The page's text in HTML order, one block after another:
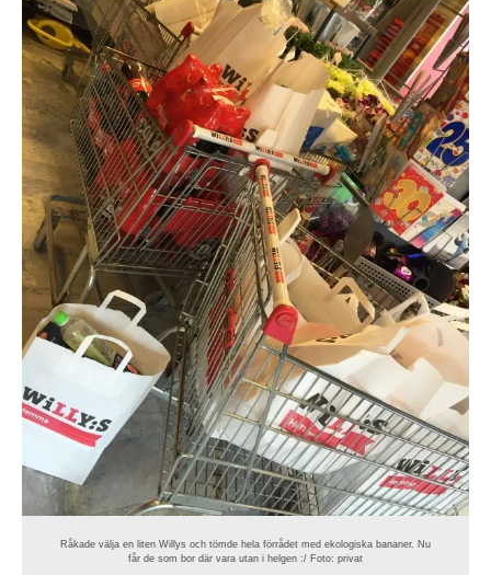
Råkade välja en liten Willys och tömde hela förrådet med ekologiska bananer. Nu
får de som bor där vara utan i helgen :/ Foto: privat